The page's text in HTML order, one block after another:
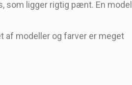
som ligger rigtig pænt. En model
af modeller og farver er meget